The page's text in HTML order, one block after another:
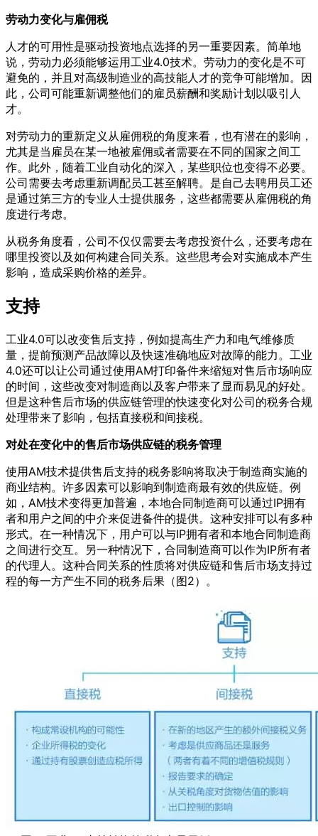
劳动力变化与雇佣税
人才的可用性是驱动投资地点选择的另一重要因素。简单地
说，劳动力必须能够运用工业4.0技术。劳动力的变化是不可
避免的，并且对高级制造业的高技能人才的竞争可能增加。因
此，公司可能重新调整他们的雇员薪酬和奖励计划以吸引人
才。
对劳动力的重新定义从雇佣税的角度来看，也有潜在的影响，
尤其是当雇员在某一地被雇佣或者需要在不同的国家之间工
作。此外，随着工业自动化的深入，某些职位也变得不必要。
公司需要去考虑重新调配员工甚至解聘。是自己去聘用员工还
是通过第三方的专业人士提供服务，这些都需要从雇佣税的角
度进行考虑。
从税务角度看，公司不仅仅需要去考虑投资什么，还要考虑在
哪里投资以及如何构建合同关系。这些思考会对实施成本产生
影响，造成采购价格的差异。
支持
工业4.0可以改变售后支持，例如提高生产力和电气维修质
量，提前预测产品故障以及快速准确地应对故障的能力。工业
4.0还可以让公司通过使用AM打印备件来缩短对售后市场响应
的时间，这些改变对制造商以及客户带来了显而易见的好处。
但是这种售后市场的供应链管理的快速变化对公司的税务合规
处理带来了影响，包括直接税和间接税。
对处在变化中的售后市场供应链的税务管理
使用AM技术提供售后支持的税务影响将取决于制造商实施的
商业结构。许多因素可以影响到制造商最有效的供应链。例
如，AM技术变得更加普遍，本地合同制造商可以通过IP拥有
者和用户之间的中介来促进备件的提供。这种安排可以有多种
形式。在一种情况下，用户可以与IP拥有者和本地合同制造商
之间进行交互。另一种情况下，合同制造商可以作为IP所有者
的代理人。这种合同关系的性质将对供应链和售后市场支持过
程的每一方产生不同的税务后果（图2）。